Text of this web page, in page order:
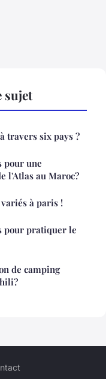
sujet
travers six pays ?
pour une
l'Atlas au Maroc?
à paris !
pour pratiquer le
de camping